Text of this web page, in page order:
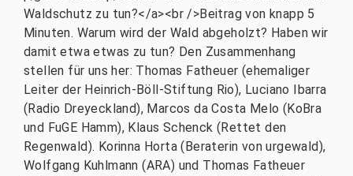
Waldschutz zu tun?</a><br />Beitrag von knapp 5
Minuten. Warum wird der Wald abgeholzt? Haben wir
damit etwa etwas zu tun? Den Zusammenhang
stellen für uns her: Thomas Fatheuer (ehemaliger
Leiter der Heinrich-Böll-Stiftung Rio), Luciano Ibarra
(Radio Dreyeckland), Marcos da Costa Melo (KoBra
und FuGE Hamm), Klaus Schenck (Rettet den
Regenwald). Korinna Horta (Beraterin von urgewald),
Wolfgang Kuhlmann (ARA) und Thomas Fatheuer